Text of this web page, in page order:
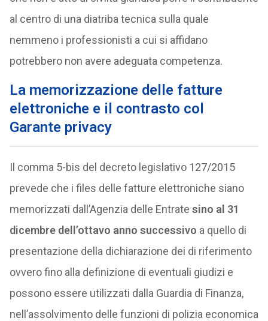
al centro di una diatriba tecnica sulla quale
nemmeno i professionisti a cui si affidano
potrebbero non avere adeguata competenza.
La memorizzazione delle fatture
elettroniche e il contrasto col
Garante privacy
Il comma 5-bis del decreto legislativo 127/2015
prevede che i files delle fatture elettroniche siano
memorizzati dall’Agenzia delle Entrate sino al 31
dicembre dell’ottavo anno successivo a quello di
presentazione della dichiarazione dei di riferimento
ovvero fino alla definizione di eventuali giudizi e
possono essere utilizzati dalla Guardia di Finanza,
nell’assolvimento delle funzioni di polizia economica